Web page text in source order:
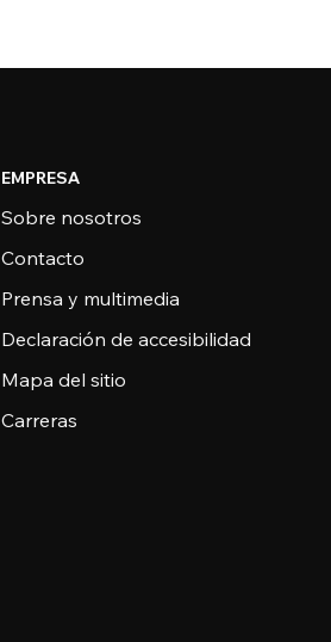
EMPRESA
Sobre nosotros
Contacto
Prensa y multimedia
Declaración de accesibilidad
Mapa del sitio
Carreras